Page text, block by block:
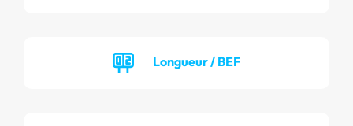
Longueur / BEF